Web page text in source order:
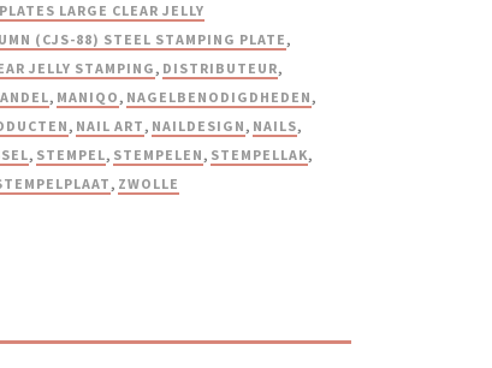
LARGE CLEAR JELLY
(CJS-88) STEEL STAMPING PLATE,
JELLY STAMPING, DISTRIBUTEUR,
, MANIQO, NAGELBENODIGDHEDEN,
, NAIL ART, NAILDESIGN, NAILS,
, STEMPEL, STEMPELEN, STEMPELLAK,
, ZWOLLE